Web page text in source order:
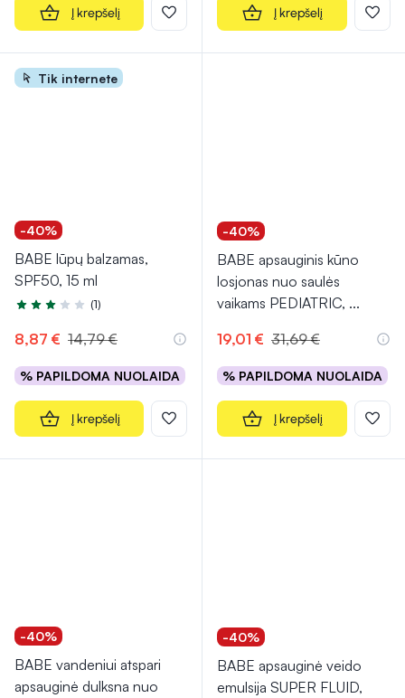
Į krepšelį Į krepšelį
Tik internete
-40%
BABE lūpų balzamas,
SPF50, 15 ml
Įvertinimas 3.0 iš 5
(1)
8,87 € 14,79 €
% PAPILDOMA NUOLAIDA
Į krepšelį
-40%
BABE apsauginis kūno
losjonas nuo saulės
vaikams PEDIATRIC, ...
19,01 € 31,69 €
% PAPILDOMA NUOLAIDA
Į krepšelį
-40%
BABE vandeniui atspari
apsauginė dulksna nuo
-40%
BABE apsauginė veido
emulsija SUPER FLUID,